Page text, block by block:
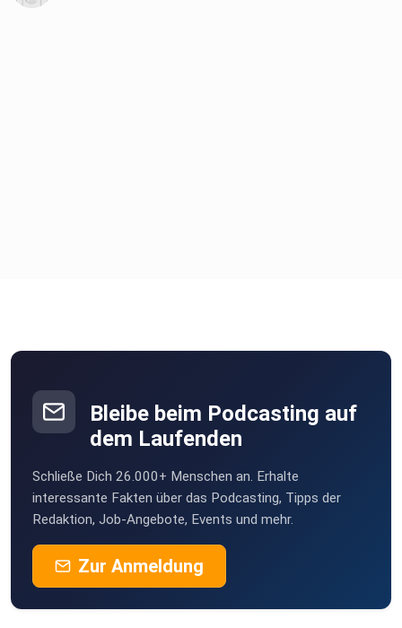
Bleibe beim Podcasting auf
dem Laufenden
Schließe Dich 26.000+ Menschen an. Erhalte
interessante Fakten über das Podcasting, Tipps der
Redaktion, Job-Angebote, Events und mehr.
Zur Anmeldung